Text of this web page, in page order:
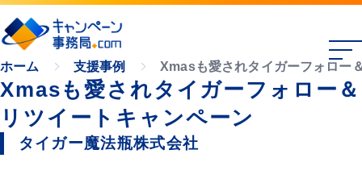
ホーム 支援事例 Xmasも愛されタイガーフォロー
Xmasも愛されタイガーフォロー＆
リツイートキャンペーン
タイガー魔法瓶株式会社